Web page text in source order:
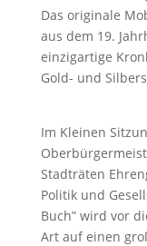
Das originale
aus dem 19.
einzigartige
Gold- und
Im Kleinen
Stadträten
Politik und
Buch” wird vor
Art auf einen